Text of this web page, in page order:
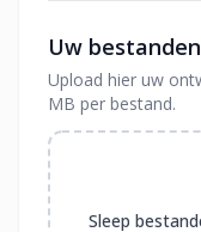
Uw bestanden
Upload hier uw
MB per bestand.
Sleep